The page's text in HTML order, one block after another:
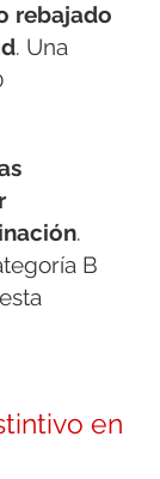
rebajado
. Una
.
B
en